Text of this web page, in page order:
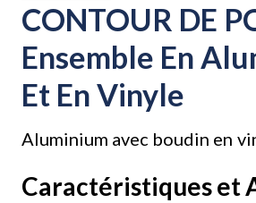
CONTOUR DE
Ensemble En
Et En Vinyle
Aluminium avec boudin en
Caractéristiques et